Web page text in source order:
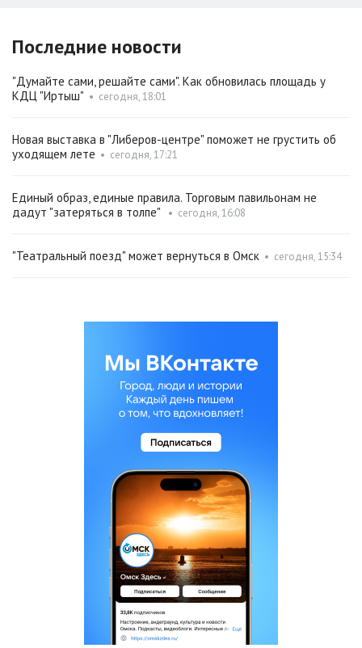
Последние новости
"Думайте сами, решайте сами". Как обновилась площадь у
КДЦ "Иртыш" • сегодня, 18:01
Новая выставка в "Либеров-центре" поможет не грустить об
уходящем лете • сегодня, 17:21
Единый образ, единые правила. Торговым павильонам не
дадут "затеряться в толпе"
• сегодня, 16:08
"Театральный поезд" может вернуться в Омск • сегодня, 15:34